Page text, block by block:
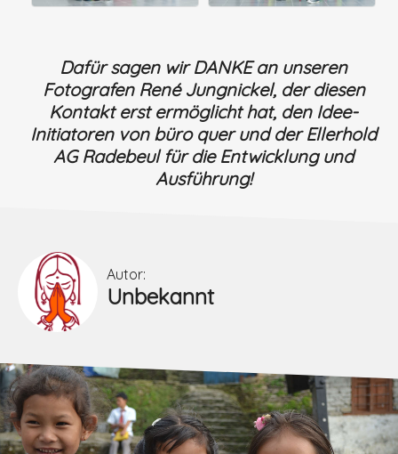
Dafür sagen wir DANKE an unseren
Fotografen René Jungnickel, der diesen
Kontakt erst ermöglicht hat, den Idee-
Initiatoren von büro quer und der Ellerhold
AG Radebeul für die Entwicklung und
Ausführung!
Autor:
Unbekannt